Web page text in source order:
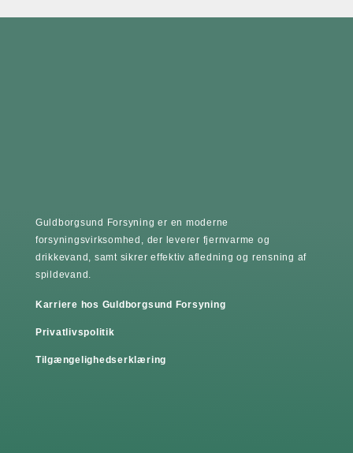
Guldborgsund Forsyning er en moderne
forsyningsvirksomhed, der leverer fjernvarme og
drikkevand, samt sikrer effektiv afledning og rensning af
spildevand.
Karriere hos Guldborgsund Forsyning
Privatlivspolitik
Tilgængelighedserklæring